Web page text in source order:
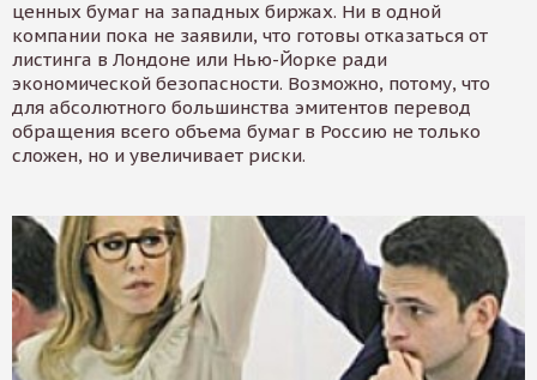
ценных бумаг на западных биржах. Ни в одной
компании пока не заявили, что готовы отказаться от
листинга в Лондоне или Нью-Йорке ради
экономической безопасности. Возможно, потому, что
для абсолютного большинства эмитентов перевод
обращения всего объема бумаг в Россию не только
сложен, но и увеличивает риски.